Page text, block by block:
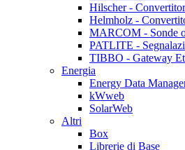
Hilscher -
Helmholz -
MARCOM - Sonde
PATLITE -
TIBBO - Gateway
Energia
Energy Data
kWweb
SolarWeb
Altri
Box
Librerie di Base